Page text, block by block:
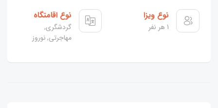
نوع ویزا
1 هر نفر
نوع اقامتگاه
گردشگری,
مهاجرتی, نوروز